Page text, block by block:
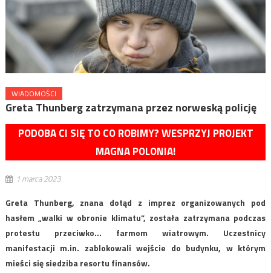
WIADOMOŚCI
Greta Thunberg zatrzymana przez norweską policję
PODOBA CI SIĘ TO CO ROBIMY? WESPRZYJ PROJEKT
MAGNA POLONIA!
1 marca 2023
Greta Thunberg, znana dotąd z imprez organizowanych pod
hasłem „walki w obronie klimatu”, została zatrzymana podczas
protestu przeciwko… farmom wiatrowym. Uczestnicy
manifestacji m.in. zablokowali wejście do budynku, w którym
mieści się siedziba resortu finansów.